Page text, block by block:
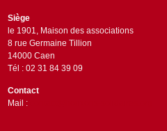
Siège
le 1901, Maison des associations
8 rue Germaine Tillion
14000 Caen
Tél : 02 31 84 39 09
Contact
Mail :